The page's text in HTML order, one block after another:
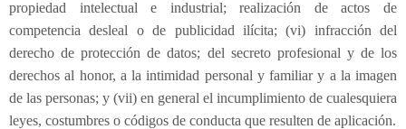
propiedad intelectual e industrial; realización de actos de
competencia desleal o de publicidad ilícita; (vi) infracción del
derecho de protección de datos; del secreto profesional y de los
derechos al honor, a la intimidad personal y familiar y a la imagen
de las personas; y (vii) en general el incumplimiento de cualesquiera
leyes, costumbres o códigos de conducta que resulten de aplicación.